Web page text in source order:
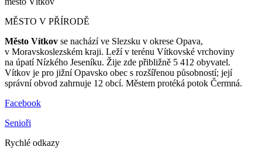
MĚSTO V PŘÍRODĚ
Město Vítkov se nachází ve Slezsku v okrese Opava,
v Moravskoslezském kraji. Leží v terénu Vítkovské vrchoviny
na úpatí Nízkého Jeseníku. Žije zde přibližně 5 412 obyvatel.
Vítkov je pro jižní Opavsko obec s rozšířenou působností; její
správní obvod zahrnuje 12 obcí. Městem protéká potok Čermná.
Facebook
Senioři
Rychlé odkazy